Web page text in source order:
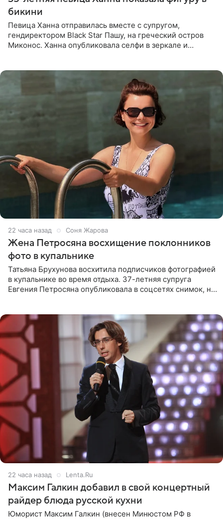
бикини
Певица Ханна отправилась вместе с супругом,
гендиректором Black Star Пашу, на греческий остров
Миконос. Ханна опубликовала селфи в зеркале и
22 часа назад Соня Жарова
Жена Петросяна восхищение поклонников
фото в купальнике
Татьяна Брухунова восхитила подписчиков фотографией
в купальнике во время отдыха. 37-летняя супруга
Евгения Петросяна опубликовала в соцсетях снимок, на
22 часа назад Lenta.Ru
Максим Галкин добавил в свой концертный
райдер блюда русской кухни
Юморист Максим Галкин (внесен Минюстом РФ в